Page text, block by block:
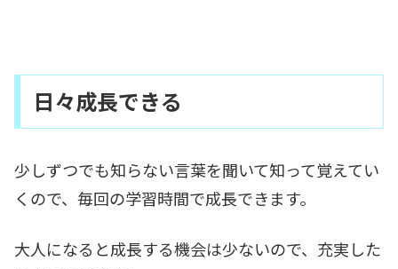
日々成長できる
少しずつでも知らない言葉を聞いて知って覚えてい
くので、毎回の学習時間で成長できます。
大人になると成長する機会は少ないので、充実した